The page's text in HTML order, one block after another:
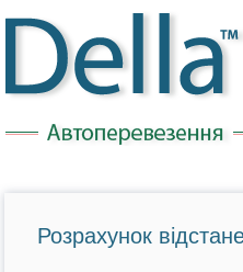
Розрахунок